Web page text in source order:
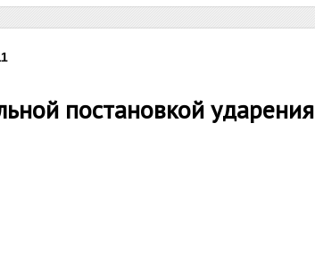
постановкой ударения